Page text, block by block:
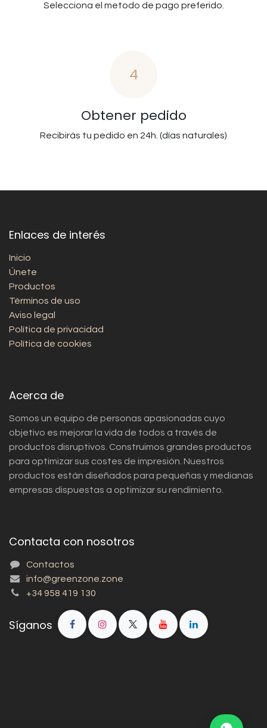
Selecciona el metodo de pago preferido.
4
Obtener pedido
Recibirás tu pedido en 24h. (días naturales)
Enlaces de interés
Inicio
Únete
Productos
Términos de uso
Aviso legal
Política de privacidad
Política de cookies
Acerca de
Somos un equipo de personas apasionadas cuyo
objetivo es mejorar la vida de todos a través de
productos disruptivos. Construimos grandes productos
para optimizar sus costes de impresión. Nuestros
productos están diseñados para pequeñas y medianas
empresas dispuestas a optimizar su rendimiento.
Contacta con nosotros
Contactos
info@greenzone.zone
+34 958 419 130
Síganos